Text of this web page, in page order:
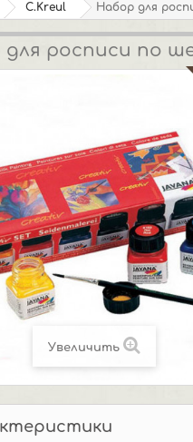
C.Kreul Набор для
росписи по
Увеличить